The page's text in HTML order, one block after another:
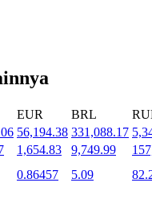
token populer
EUR BRL
56,194.38 331,088.17
1,654.83 9,749.99
0.86457 5.09